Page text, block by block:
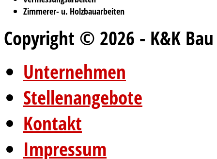
Zimmerer- u. Holzbauarbeiten
Copyright © 2026 - K&K Bau
Unternehmen
Stellenangebote
Kontakt
Impressum